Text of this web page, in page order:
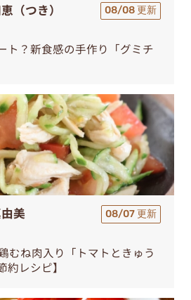
（つき） 08/08 更新
ト？新食感の手作り「グミチ
美 08/07 更新
むね肉入り「トマトときゅう
約レシピ】